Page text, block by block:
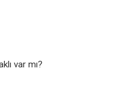
var mı?